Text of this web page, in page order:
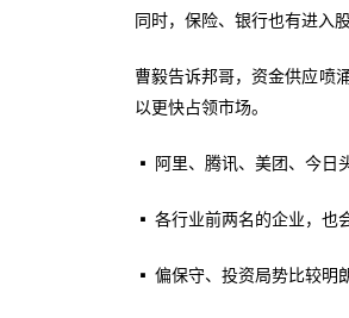
同时，保险、银行也有进入
曹毅告诉邦哥，资金供应喷
以更快占领市场。
▪ 阿里、腾讯、美团、今日
▪ 各行业前两名的企业，也
▪ 偏保守、投资局势比较明